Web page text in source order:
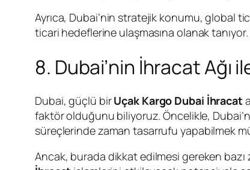
Ayrıca, Dubai’nin stratejik konumu, global
ticari hedeflerine ulaşmasına olanak
8. Dubai’nin İhracat Ağı
Dubai, güçlü birUçak Kargo Dubai İhracat
faktör olduğunu biliyoruz. Öncelikle,
süreçlerinde zaman tasarrufu yapabilmek
Ancak, burada dikkat edilmesi gereken